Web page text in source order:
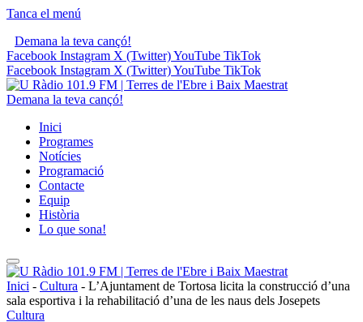
Tanca el menú
Demana la teva cançó!
Facebook Instagram X (Twitter)YouTube TikTok
Facebook Instagram X (Twitter)YouTube TikTok
Demana la teva cançó!
Inici
Programes
Notícies
Programació
Contacte
Equip
Història
Lo que sona!
Inici - Cultura - L’Ajuntament de Tortosa licita la construcció d’una
sala esportiva i la rehabilitació d’una de les naus dels Josepets
Cultura